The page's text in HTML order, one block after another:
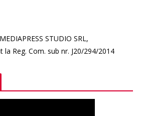
STUDIO SRL,
la Reg. Com. sub nr. J20/294/2014